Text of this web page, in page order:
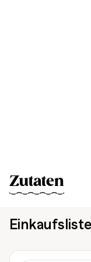
Zutaten